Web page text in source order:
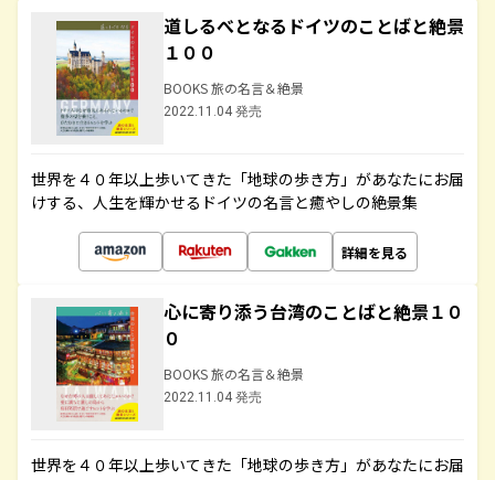
道しるべとなるドイツのことばと絶景
１００
BOOKS 旅の名言＆絶景
2022.11.04 発売
世界を４０年以上歩いてきた「地球の歩き方」があなたにお届
けする、人生を輝かせるドイツの名言と癒やしの絶景集
詳細を見る
心に寄り添う台湾のことばと絶景１０
０
BOOKS 旅の名言＆絶景
2022.11.04 発売
世界を４０年以上歩いてきた「地球の歩き方」があなたにお届